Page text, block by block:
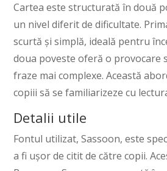
Cartea este structurată în două
un nivel diferit de dificultate.
scurtă și simplă, ideală pentru
doua poveste oferă o provocare
fraze mai complexe. Această
copiii să se familiarizeze cu
Detalii utile
Fontul utilizat, Sassoon, este
a fi ușor de citit de către copii.